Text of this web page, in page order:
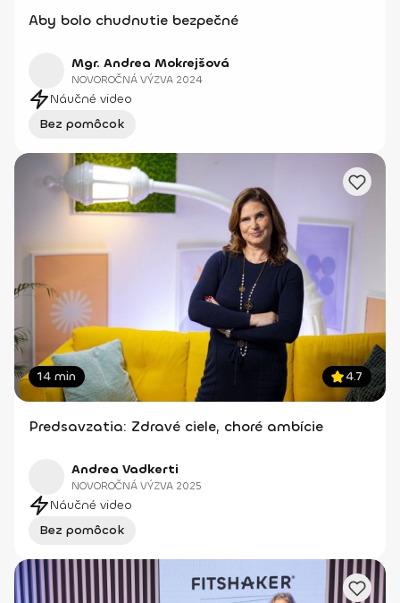
Aby bolo chudnutie bezpečné
Mgr. Andrea Mokrejšová
NOVOROČNÁ VÝZVA 2024
Náučné video
Bez pomôcok
14 min 4.7
Predsavzatia: Zdravé ciele, choré ambície
Andrea Vadkerti
NOVOROČNÁ VÝZVA 2025
Náučné video
Bez pomôcok